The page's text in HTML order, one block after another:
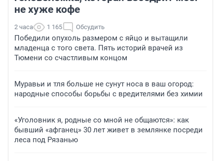
не хуже кофе
2 часа 1 165 Обсудить
Победили опухоль размером с яйцо и вытащили
младенца с того света. Пять историй врачей из
Тюмени со счастливым концом
Муравьи и тля больше не сунут носа в ваш огород:
народные способы борьбы с вредителями без химии
«Уголовник я, родные со мной не общаются»: как
бывший «афганец» 30 лет живет в землянке посреди
леса под Рязанью